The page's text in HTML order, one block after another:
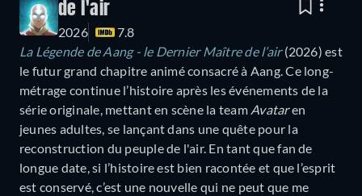
de l'air
2026
7.8
La Légende de Aang - le Dernier Maître de l’air(2026) est
le futur grand chapitre animé consacré à Aang. Ce long-
métrage continue l’histoire après les événements de la
série originale, mettant en scène la team Avataren
jeunes adultes, se lançant dans une quête pour la
reconstruction du peuple de l'air. En tant que fan de
longue date, si l’histoire est bien racontée et que l’esprit
est conservé, c’est une nouvelle qui ne peut que me